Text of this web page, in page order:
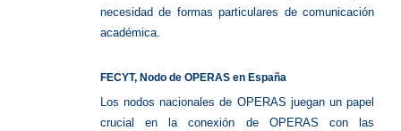
necesidad de formas particulares de comunicación
académica.
FECYT, Nodo de OPERAS en España
Los nodos nacionales de OPERAS juegan un papel
crucial en la conexión de OPERAS con las